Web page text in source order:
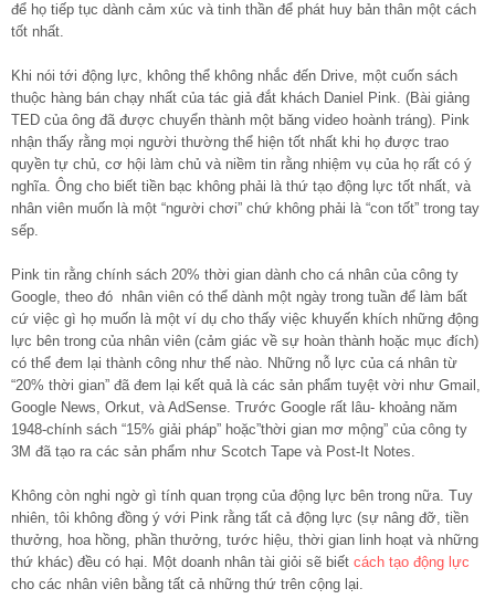
để họ tiếp tục dành cảm xúc và tinh thần để phát huy bản thân một cách
tốt nhất.
Khi nói tới động lực, không thể không nhắc đến Drive, một cuốn sách
thuộc hàng bán chạy nhất của tác giả đắt khách Daniel Pink. (Bài giảng
TED của ông đã được chuyển thành một băng video hoành tráng). Pink
nhận thấy rằng mọi người thường thể hiện tốt nhất khi họ được trao
quyền tự chủ, cơ hội làm chủ và niềm tin rằng nhiệm vụ của họ rất có ý
nghĩa. Ông cho biết tiền bạc không phải là thứ tạo động lực tốt nhất, và
nhân viên muốn là một “người chơi” chứ không phải là “con tốt” trong tay
sếp.
Pink tin rằng chính sách 20% thời gian dành cho cá nhân của công ty
Google, theo đó nhân viên có thể dành một ngày trong tuần để làm bất
cứ việc gì họ muốn là một ví dụ cho thấy việc khuyến khích những động
lực bên trong của nhân viên (cảm giác về sự hoàn thành hoặc mục đích)
có thể đem lại thành công như thế nào. Những nỗ lực của cá nhân từ
“20% thời gian” đã đem lại kết quả là các sản phẩm tuyệt vời như Gmail,
Google News, Orkut, và AdSense. Trước Google rất lâu- khoảng năm
1948-chính sách “15% giải pháp” hoặc”thời gian mơ mộng” của công ty
3M đã tạo ra các sản phẩm như Scotch Tape và Post-It Notes.
Không còn nghi ngờ gì tính quan trọng của động lực bên trong nữa. Tuy
nhiên, tôi không đồng ý với Pink rằng tất cả động lực (sự nâng đỡ, tiền
thưởng, hoa hồng, phần thưởng, tước hiệu, thời gian linh hoạt và những
thứ khác) đều có hại. Một doanh nhân tài giỏi sẽ biết cách tạo động lực
cho các nhân viên bằng tất cả những thứ trên cộng lại.